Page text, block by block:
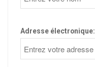
Adresse électronique: